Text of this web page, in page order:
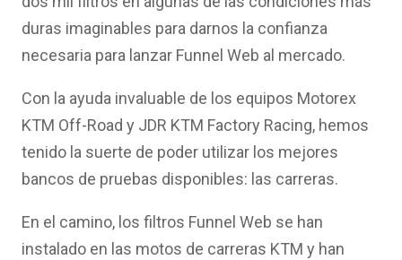
duras imaginables para darnos la confianza
necesaria para lanzar Funnel Web al mercado.
Con la ayuda invaluable de los equipos Motorex
KTM Off-Road y JDR KTM Factory Racing, hemos
tenido la suerte de poder utilizar los mejores
bancos de pruebas disponibles: las carreras.
En el camino, los filtros Funnel Web se han
instalado en las motos de carreras KTM y han